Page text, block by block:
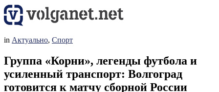
in Актуально, Спорт
Группа «Корни», легенды футбола и
усиленный транспорт: Волгоград
готовится к матчу сборной России